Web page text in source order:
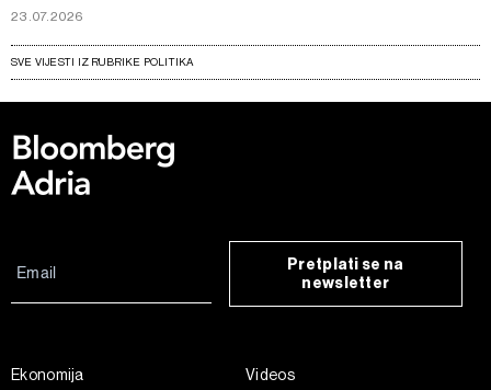
23.07.2026
SVE VIJESTI IZ RUBRIKE POLITIKA
Pretplati se na
newsletter
Ekonomija
Videos